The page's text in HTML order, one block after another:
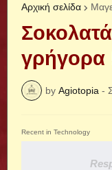
Αρχική σελίδα
γρήγορα
by Agiotopia -
Recent in Technology